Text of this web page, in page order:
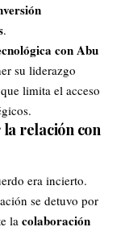
.
con Abu
su liderazgo
limita el acceso
la relación con
era incierto.
se detuvo por
la colaboración